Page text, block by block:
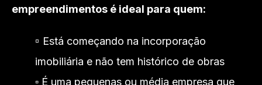
empreendimentos é ideal para quem:
▫️ Está começando na incorporação
imobiliária e não tem histórico de obras
▫️ É uma pequenas ou média empresa que